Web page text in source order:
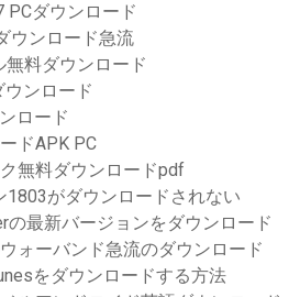
PCダウンロード
ウンロード急流
料ダウンロード
ウンロード
ロード
ドAPK PC
無料ダウンロードpdf
がダウンロードされない
の最新バージョンをダウンロード
ォーバンド急流のダウンロード
をダウンロードする方法